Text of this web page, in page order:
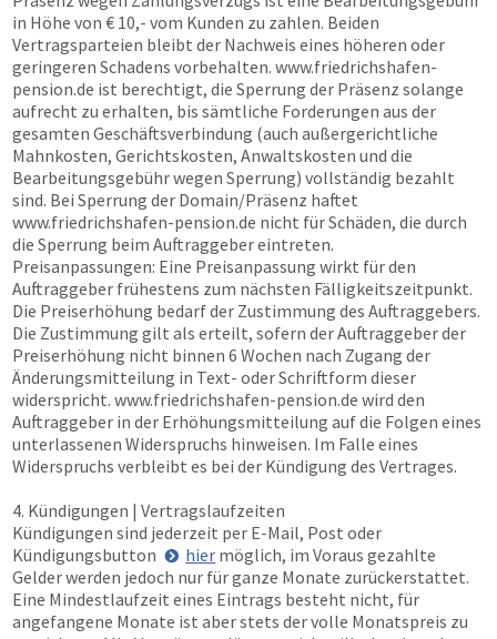
in Höhe von € 10,- vom Kunden zu zahlen. Beiden
Vertragsparteien bleibt der Nachweis eines höheren oder
geringeren Schadens vorbehalten. www.friedrichshafen-
pension.de ist berechtigt, die Sperrung der Präsenz solange
aufrecht zu erhalten, bis sämtliche Forderungen aus der
gesamten Geschäftsverbindung (auch außergerichtliche
Mahnkosten, Gerichtskosten, Anwaltskosten und die
Bearbeitungsgebühr wegen Sperrung) vollständig bezahlt
sind. Bei Sperrung der Domain/Präsenz haftet
www.friedrichshafen-pension.de nicht für Schäden, die durch
die Sperrung beim Auftraggeber eintreten.
Preisanpassungen: Eine Preisanpassung wirkt für den
Auftraggeber frühestens zum nächsten Fälligkeitszeitpunkt.
Die Preiserhöhung bedarf der Zustimmung des Auftraggebers.
Die Zustimmung gilt als erteilt, sofern der Auftraggeber der
Preiserhöhung nicht binnen 6 Wochen nach Zugang der
Änderungsmitteilung in Text- oder Schriftform dieser
widerspricht. www.friedrichshafen-pension.de wird den
Auftraggeber in der Erhöhungsmitteilung auf die Folgen eines
unterlassenen Widerspruchs hinweisen. Im Falle eines
Widerspruchs verbleibt es bei der Kündigung des Vertrages.
4. Kündigungen | Vertragslaufzeiten
Kündigungen sind jederzeit per E-Mail, Post oder
Kündigungsbutton
hier möglich, im Voraus gezahlte
Gelder werden jedoch nur für ganze Monate zurückerstattet.
Eine Mindestlaufzeit eines Eintrags besteht nicht, für
angefangene Monate ist aber stets der volle Monatspreis zu